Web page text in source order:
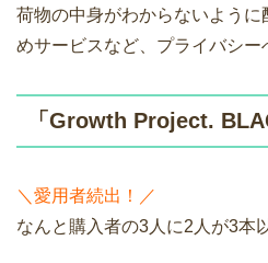
荷物の中身がわからないよう
めサービスなど、プライバシー
「Growth Project.
＼愛用者続出！／
なんと購入者の3人に2人が3本